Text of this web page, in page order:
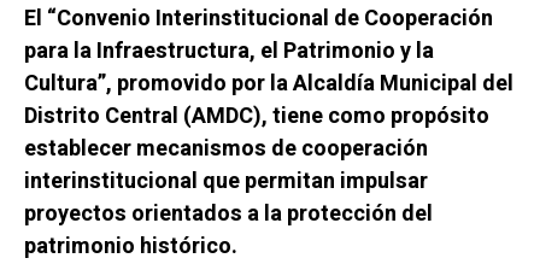
El “Convenio Interinstitucional de Cooperación
para la Infraestructura, el Patrimonio y la
Cultura”, promovido por la Alcaldía Municipal del
Distrito Central (AMDC), tiene como propósito
establecer mecanismos de cooperación
interinstitucional que permitan impulsar
proyectos orientados a la protección del
patrimonio histórico.